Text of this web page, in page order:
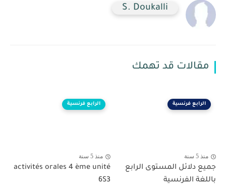
S. Doukalli
مقالات قد تهمك
الرابع فرنسية
منذ 5 سنة
جميع دلائل المستوى الرابع
باللغة الفرنسية
الرابع فرنسية
منذ 5 سنة
activités orales 4 ème unité
6S3